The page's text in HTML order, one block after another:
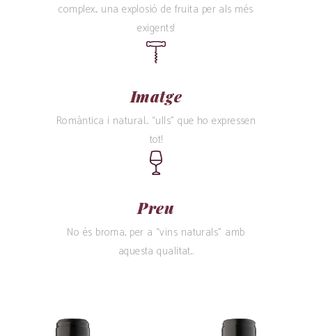
complex... una explosió de fruita per als més
exigents!
Imatge
Romàntica i natural... “ulls” que ho expressen
tot!
Preu
No és broma, per a “vins naturals” amb
aquesta qualitat...